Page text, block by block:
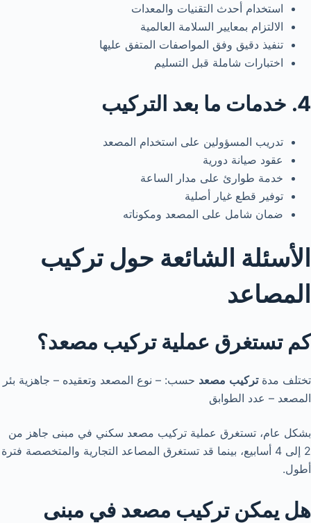
استخدام أحدث التقنيات والمعدات
الالتزام بمعايير السلامة العالمية
تنفيذ دقيق وفق المواصفات المتفق عليها
اختبارات شاملة قبل التسليم
4. خدمات ما بعد التركيب
تدريب المسؤولين على استخدام المصعد
عقود صيانة دورية
خدمة طوارئ على مدار الساعة
توفير قطع غيار أصلية
ضمان شامل على المصعد ومكوناته
الأسئلة الشائعة حول تركيب
المصاعد
كم تستغرق عملية تركيب مصعد؟
تختلف مدةتركيب مصعد حسب: – نوع المصعد وتعقيده – جاهزية بئر
المصعد – عدد الطوابق
بشكل عام، تستغرق عملية تركيب مصعد سكني في مبنى جاهز من
2 إلى 4 أسابيع، بينما قد تستغرق المصاعد التجارية والمتخصصة فترة
أطول.
هل يمكن تركيب مصعد في مبنى